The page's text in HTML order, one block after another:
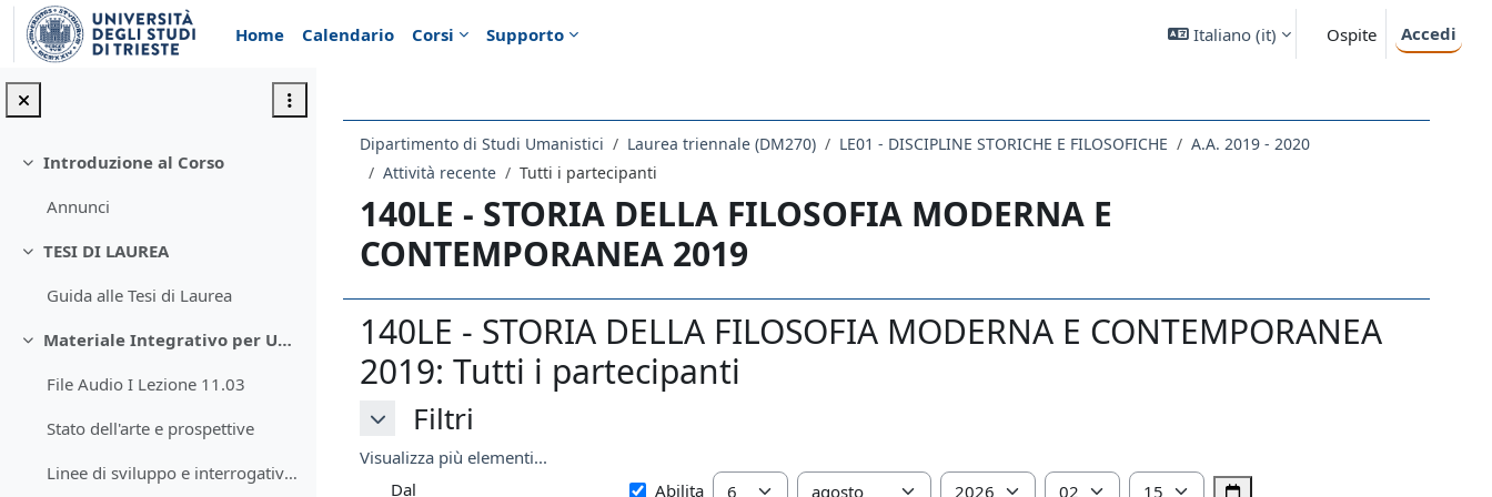
Vai al contenuto principale
Home
Calendario Corsi Supporto Italiano ‎(it)‎ Ospite Accedi
Minimizza
Introduzione al Corso
Annunci
Minimizza
TESI DI LAUREA
Guida alle Tesi di Laurea
Minimizza
Materiale Integrativo per Unità 1
File Audio I Lezione 11.03
Stato dell'arte e prospettive
Linee di sviluppo e interrogativi della filosofia della storia
Dipartimento di Studi Umanistici Laurea triennale (DM270) LE01 - DISCIPLINE STORICHE E FILOSOFICHE
A.A. 2019 - 2020
Attività recente
Tutti i partecipanti
140LE - STORIA DELLA FILOSOFIA MODERNA E
CONTEMPORANEA 2019
140LE - STORIA DELLA FILOSOFIA MODERNA E CONTEMPORANEA
2019: Tutti i partecipanti
Filtri
Filtri Filtri
Visualizza più elementi...
Dal
DalAbilita Giorno Mese Anno Ora Minuto